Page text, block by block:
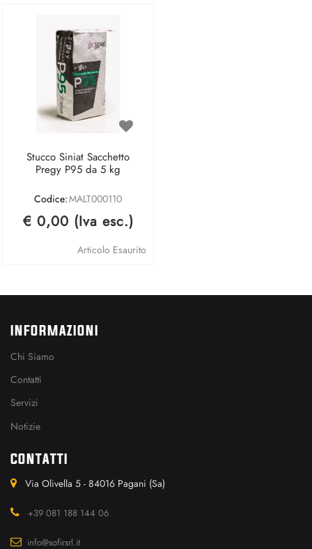
Stucco Siniat Sacchetto
Pregy P95 da 5 kg
Codice:MALT000110
€ 0,00 (Iva esc.)
Articolo Esaurito
INFORMAZIONI
Chi Siamo
Contatti
Servizi
Notizie
CONTATTI
Via Olivella 5 - 84016 Pagani (Sa)
+39 081 188 144 06
info@sofirsrl.it